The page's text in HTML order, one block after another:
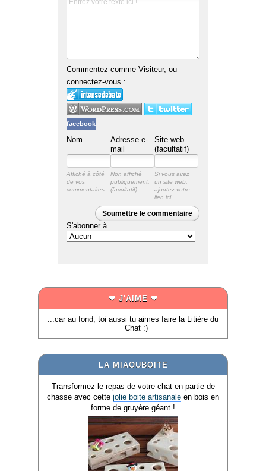
Commentez comme Visiteur, ou
connectez-vous :
facebook
Nom
Adresse e-
mail
Site web
(facultatif)
Affiché à côté
de vos
commentaires.
Non affiché
publiquement.
Si vous avez
un site web,
ajoutez votre
lien ici.
Soumettre le commentaire
S'abonner à
❤ J'AIME ❤
...car au fond, toi aussi tu aimes faire la Litière du
Chat :)
LA MIAOUBOITE
Transformez le repas de votre chat en partie de
chasse avec cette jolie boite artisanale en bois en
forme de gruyère géant !